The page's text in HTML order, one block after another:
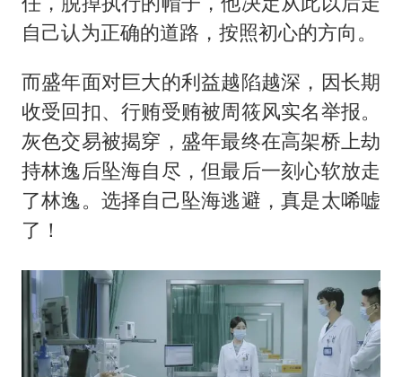
自己认为正确的道路，按照初心的方向。
而盛年面对巨大的利益越陷越深，因长期
收受回扣、行贿受贿被周筱风实名举报。
灰色交易被揭穿，盛年最终在高架桥上劫
持林逸后坠海自尽，但最后一刻心软放走
了林逸。选择自己坠海逃避，真是太唏嘘
了！